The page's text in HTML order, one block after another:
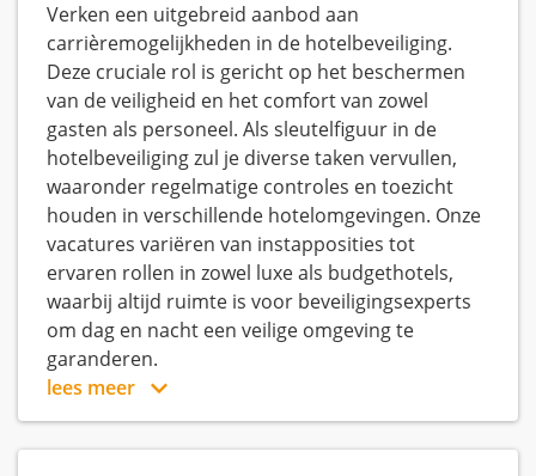
Verken een uitgebreid aanbod aan
carrièremogelijkheden in de hotelbeveiliging.
Deze cruciale rol is gericht op het beschermen
van de veiligheid en het comfort van zowel
gasten als personeel. Als sleutelfiguur in de
hotelbeveiliging zul je diverse taken vervullen,
waaronder regelmatige controles en toezicht
houden in verschillende hotelomgevingen. Onze
vacatures variëren van instapposities tot
ervaren rollen in zowel luxe als budgethotels,
waarbij altijd ruimte is voor beveiligingsexperts
om dag en nacht een veilige omgeving te
garanderen.
lees meer